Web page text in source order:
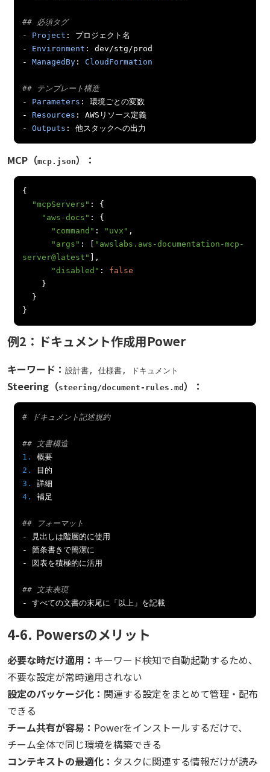
## 必須タグ
-
Project :
プロジェクト名
-
Environment : dev/stg/
-
ManagedBy: CloudFormation
## テンプレート構造
-
Parameters :
環境ごとの変数
-
Resources : AWS リソース定義
-
Outputs : 他スタックへの出力
MCP（mcp.json）：
{
"mcpServers" :
{
"aws-docs" :
{
"command" : "uvx" ,
"args" :
"awslabs.aws-documentation-mcp-
server@latest"
],
"disabled" :
false
}
}
}
例2：ドキュメント作成用Power
キーワード： 設計書, 仕様書, ドキュメント
Steering（steering/document-rules.md ）：
# ドキュメント記述規約
## 文書構造
1.
概要
2.
目的
3.
詳細
4.
補足
## フォーマット
-
見出しは階層的に使用
-
箇条書きで簡潔に
-
図表を積極的に活用
## 文末表現
-
すべての文書の末尾に「以上」を記載
4-6. Powersのメリット
必要な時だけ適用： キーワード検知で自動起動するため、
不要な設定が常時適用されない
設定のパッケージ化： 関連する設定をまとめて管理・配布
できる
チーム共有が容易： Powerをインストールするだけで、
チーム全体で同じ環境を構築できる
コンテキストの最適化： タスクに関連する情報だけが読み